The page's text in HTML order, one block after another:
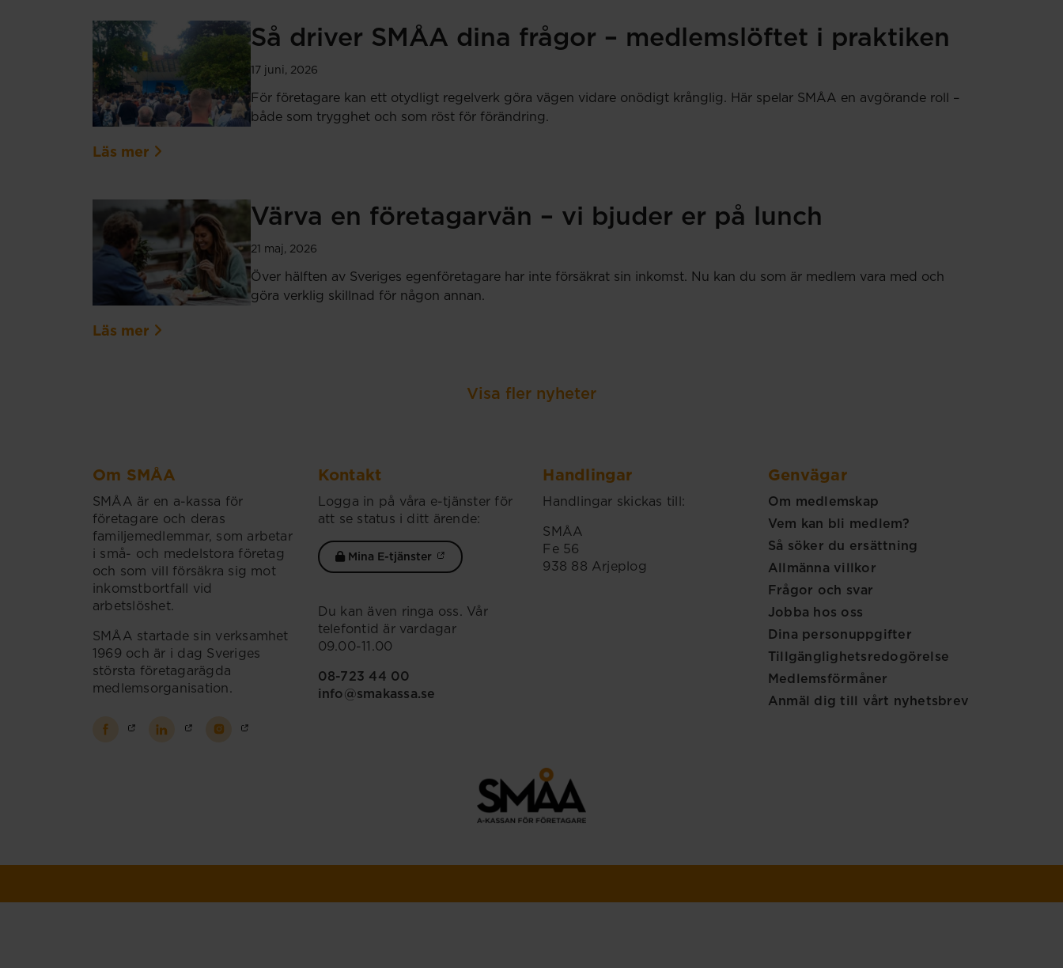
Så driver SMÅA dina frågor – medlemslöftet i praktiken
17 juni, 2026
För företagare kan ett otydligt regelverk göra vägen vidare onödigt krånglig. Här spelar SMÅA en avgörande roll –
både som trygghet och som röst för förändring.
Läs mer
Värva en företagarvän – vi bjuder er på lunch
21 maj, 2026
Över hälften av Sveriges egenföretagare har inte försäkrat sin inkomst. Nu kan du som är medlem vara med och
göra verklig skillnad för någon annan.
Läs mer
Visa fler nyheter
Om SMÅA
SMÅA är en a-kassa för
företagare och deras
familjemedlemmar, som arbetar
i små- och medelstora företag
och som vill försäkra sig mot
inkomstbortfall vid
arbetslöshet.
SMÅA startade sin verksamhet
1969 och är i dag Sveriges
största företagarägda
medlemsorganisation.
Kontakt
Logga in på våra e-tjänster för
att se status i ditt ärende:
Mina E-tjänster
Du kan även ringa oss. Vår
telefontid är vardagar
09.00-11.00
08-723 44 00
info@smakassa.se
Handlingar
Handlingar skickas till:
SMÅA
Fe 56
938 88 Arjeplog
Genvägar
Om medlemskap
Vem kan bli medlem?
Så söker du ersättning
Allmänna villkor
Frågor och svar
Jobba hos oss
Dina personuppgifter
Tillgänglighetsredogörelse
Medlemsförmåner
Anmäl dig till vårt nyhetsbrev